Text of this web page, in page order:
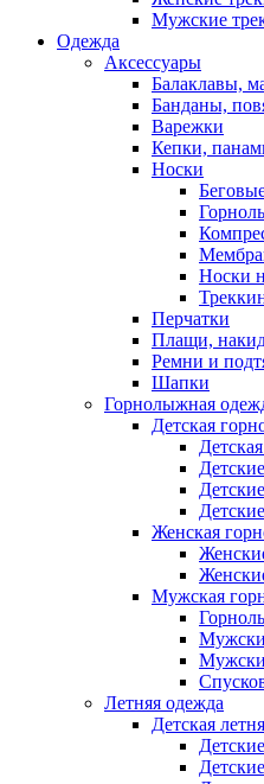
Мужские
Одежда
Аксессуары
Балаклавы,
Банданы,
Варежки
Кепки,
Носки
Носки
Перчатки
Плащи,
Ремни и
Шапки
Горнолыжная
Детская
Женская
Мужская
Летняя одежда
Детская